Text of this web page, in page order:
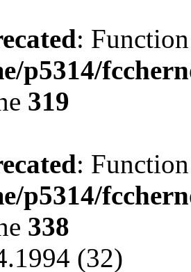
:
p5314/
319
:
p5314/
338
(32)